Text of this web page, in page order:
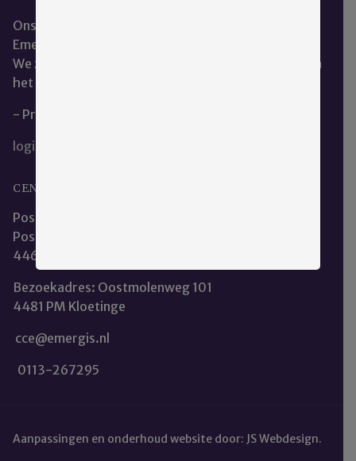
Ons kantoor is te vinden op de hoofdlocatie van
Emergis te Kloetinge.
We zitten naast de dienst geestelijke verzorging aan
het restaurant.
- Privacy en Cookieverklaring
login
CENTRALE CLIËNTENRAAD EMERGIS
Postadres:
Postbus 253
4460 AR Goes
Bezoekadres: Oostmolenweg 101
4481 PM Kloetinge
cce@emergis.nl
0113-267295
Aanpassingen en onderhoud website door: JS Webdesign.